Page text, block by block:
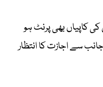
کی کاپیاں بھی پرنٹ ہو
سے اجازت کا انتظار